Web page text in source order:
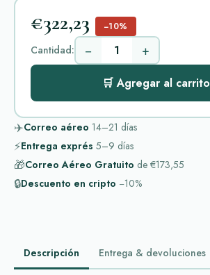
€322,23 −10%
Cantidad: − +
🛒 Agregar al carrito
✈️Correo aéreo 14–21 días
⚡Entrega exprés 5–9 días
🎁Correo Aéreo Gratuito de €173,55
🔒Descuento en cripto −10%
Descripción Entrega & devoluciones